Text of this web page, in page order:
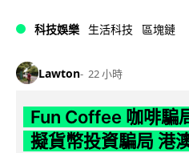
科技娛樂 生活科技 區塊鏈
Lawton 22 小時
Fun Coffee 咖啡騙
擬貨幣投資騙局 港